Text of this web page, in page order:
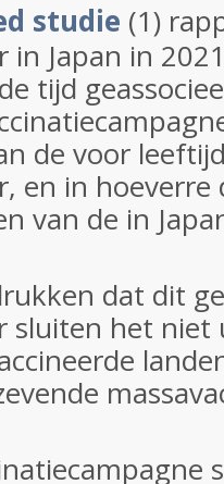
studie (1)
Japan in
tijd
de voor
en in hoeverre
van de in
dat dit
sluiten het niet